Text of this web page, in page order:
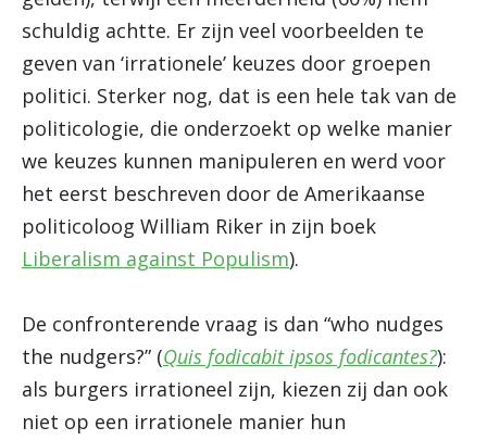
schuldig achtte. Er zijn veel voorbeelden te
geven van ‘irrationele’ keuzes door groepen
politici. Sterker nog, dat is een hele tak van de
politicologie, die onderzoekt op welke manier
we keuzes kunnen manipuleren en werd voor
het eerst beschreven door de Amerikaanse
politicoloog William Riker in zijn boek
Liberalism against Populism).
De confronterende vraag is dan “who nudges
the nudgers?” (Quis fodicabit ipsos fodicantes?):
als burgers irrationeel zijn, kiezen zij dan ook
niet op een irrationele manier hun